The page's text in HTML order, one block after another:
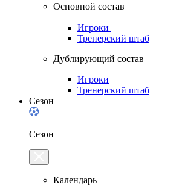
Основной состав
Игроки
Тренерский штаб
Дублирующий состав
Игроки
Тренерский штаб
Сезон
Сезон
Календарь